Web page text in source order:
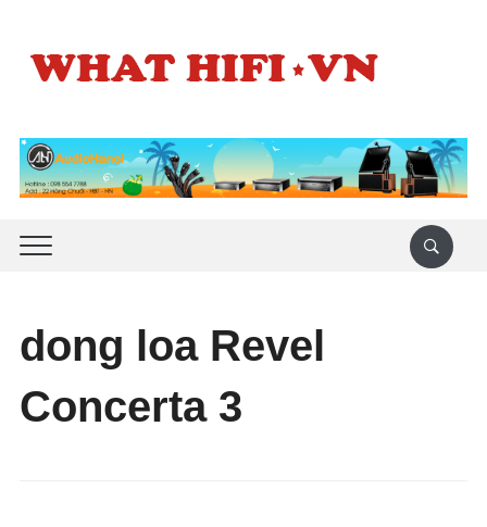
dong loa Revel
Concerta 3